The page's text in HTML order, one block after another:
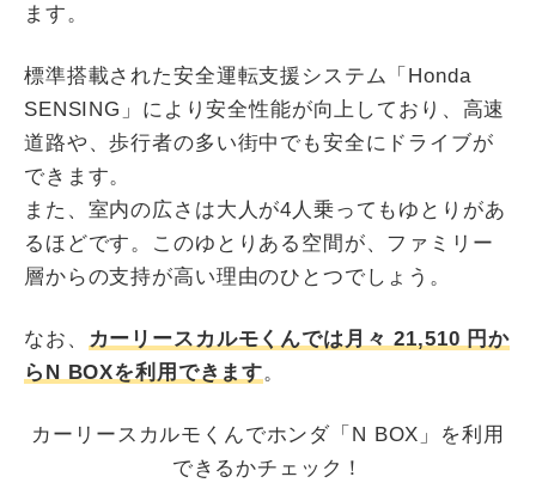
ます。
標準搭載された安全運転支援システム「Honda
SENSING」により安全性能が向上しており、高速
道路や、歩行者の多い街中でも安全にドライブが
できます。
また、室内の広さは大人が4人乗ってもゆとりがあ
るほどです。このゆとりある空間が、ファミリー
層からの支持が高い理由のひとつでしょう。
なお、 カーリースカルモくんでは月々 21,510 円か
らN BOXを利用できます。
カーリースカルモくんでホンダ「N BOX」を利用
できるかチェック！